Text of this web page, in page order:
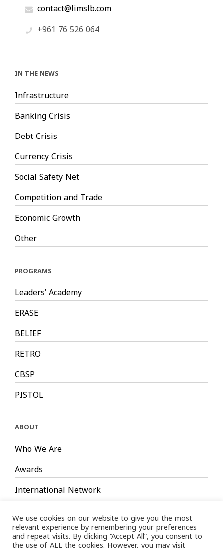
contact@limslb.com
+961 76 526 064
IN THE NEWS
Infrastructure
Banking Crisis
Debt Crisis
Currency Crisis
Social Safety Net
Competition and Trade
Economic Growth
Other
PROGRAMS
Leaders’ Academy
ERASE
BELIEF
RETRO
CBSP
PISTOL
ABOUT
Who We Are
Awards
International Network
We use cookies on our website to give you the most
relevant experience by remembering your preferences
and repeat visits. By clicking “Accept All”, you consent to
the use of ALL the cookies. However, you may visit